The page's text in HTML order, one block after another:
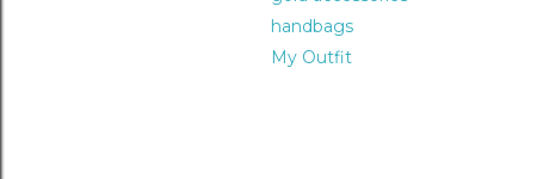
handbags
My Outfit